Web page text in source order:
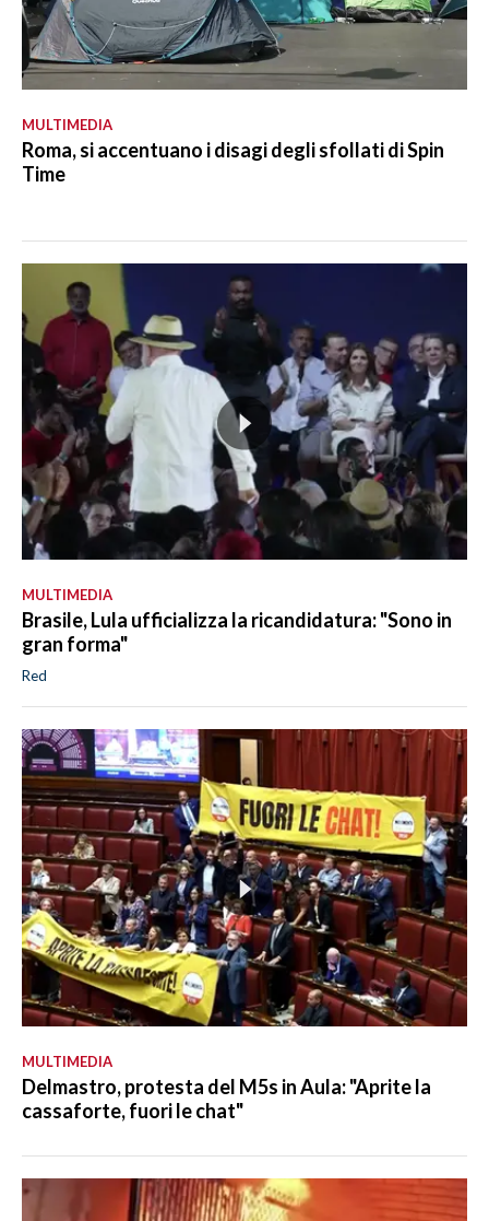
MULTIMEDIA
Roma, si accentuano i disagi degli sfollati di Spin
Time
MULTIMEDIA
Brasile, Lula ufficializza la ricandidatura: "Sono in
gran forma"
Red
MULTIMEDIA
Delmastro, protesta del M5s in Aula: "Aprite la
cassaforte, fuori le chat"